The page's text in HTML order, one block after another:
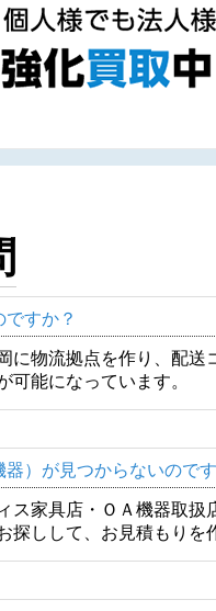
すか？
に物流拠点を作り、配
可能になっています。
）が見つからないので
ス家具店・ＯＡ機器取
探しして、お見積もりを